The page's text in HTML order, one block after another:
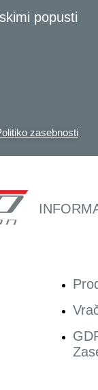
popusti
zasebnosti